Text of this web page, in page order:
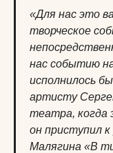
«Для нас это
творческое
нас событию
исполнилось
артисту
театра, когда
он приступил
Малягина «В